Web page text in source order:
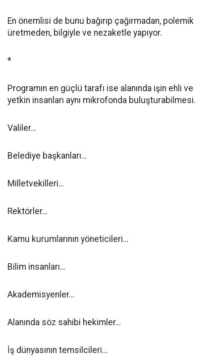
En önemlisi de bunu bağırıp çağırmadan, polemik
üretmeden, bilgiyle ve nezaketle yapıyor.
*
Programın en güçlü tarafı ise alanında işin ehli ve
yetkin insanları aynı mikrofonda buluşturabilmesi.
Valiler…
Belediye başkanları…
Milletvekilleri…
Rektörler…
Kamu kurumlarının yöneticileri…
Bilim insanları…
Akademisyenler…
Alanında söz sahibi hekimler…
İş dünyasının temsilcileri…